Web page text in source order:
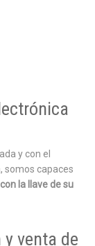
y con el
somos capaces
la llave de su
venta de